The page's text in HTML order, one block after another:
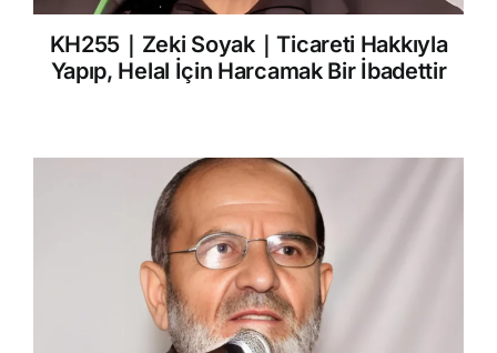
KH255｜Zeki Soyak｜Ticareti Hakkıyla
Yapıp, Helal İçin Harcamak Bir İbadettir